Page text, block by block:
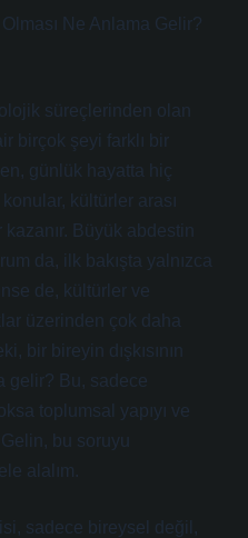
Ne Anlama Gelir?
süreçlerinden olan
birçok şeyi farklı bir
günlük hayatta hiç
konular, kültürler arası
kazanır. Büyük abdestin
da, ilk bakışta yalnızca
de, kültürler ve
üzerinden çok daha
bir bireyin dışkısının
gelir? Bu, sadece
toplumsal yapıyı ve
bu soruyu
alalım.
sadece bireysel değil,